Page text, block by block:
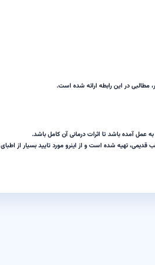
در این رابطه ارائه شده است.
آمده باشد تا اثرات درمانی آن کامل باشد.
قدیمی، تهیه شده است و از اینرو مورد تایید بسیار از اطبای